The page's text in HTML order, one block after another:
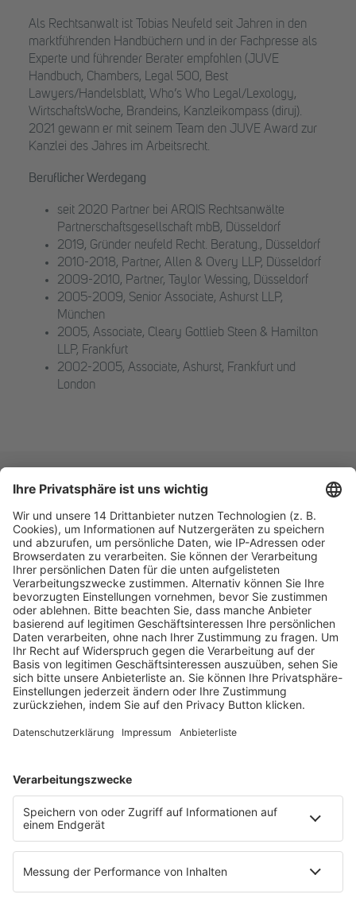
Als Rechtsanwalt ist Tobias Neufeld seit Jahren in den
marktführenden Handbüchern und in der Fachpresse als
Experte und führender Berater empfohlen (JUVE
Handbuch, Chambers, Legal 500, Best
Lawyers/Handelsblatt, Who’s Who Legal/Lexology,
WirtschaftsWoche, Brandeins, Kanzleikompass (diruj).
2021 gewann er mit seinem Team den JUVE Award zur
Kanzlei des Jahres im Arbeitsrecht.
Beruflicher Werdegang
seit 2020 Partner bei ARQIS Rechtsanwälte
Partnerschaftsgesellschaft mbB, Düsseldorf
2019, Gründer neufeld Recht. Beratung., Düsseldorf
2010-2018, Partner, Allen & Overy LLP, Düsseldorf
2009-2010, Partner, Taylor Wessing, Düsseldorf
2005-2009, Senior Associate, Ashurst LLP,
München
2005, Associate, Cleary Gottlieb Steen & Hamilton
LLP, Frankfurt
2002-2005, Associate, Ashurst, Frankfurt und
London
Fachmedien Recht und Wirtschaft
Ein Fachbereich der
dfv Mediengruppe
Mainzer Landstr. 251
60326 Frankfurt am Main
E-Mail:info@ruw.de
Web:https://www.ruw.de
AGB
Datenschutzerklärung
Genderhinweis
Cookie-Einstellungen